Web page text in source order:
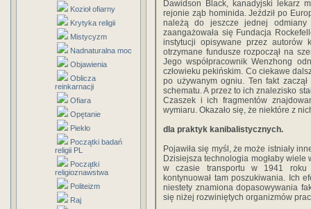
Kozioł ofiarny
Krytyka religii
Mistycyzm
Nadnaturalna moc
Objawienia
Oblicza
reinkarnacji
Ofiara
Opętanie
Piekło
Początki badań
religii PL
Początki
religioznawstwa
Politeizm
Raj
Dawidson Black, kanadyjski lekarz
rejonie ząb hominida. Jeździł po
należą do jeszcze jednej odmiany
zaangażowała się Fundacja
instytucji opisywane przez autorów
otrzymane fundusze rozpoczął na
Jego współpracownik Wenzhong
człowieku pekińskim. Co ciekawe
po używanym ogniu. Ten fakt
schematu. A przez to ich znalezisko
Czaszek i ich fragmentów
wymiaru. Okazało się, że niektóre z
dla praktyk kanibalistycznych.
Pojawiła się myśl, że może istniały
Dzisiejsza technologia mogłaby
w czasie transportu w 1941 roku
kontynuował tam poszukiwania. Ich
niestety znamiona dopasowywania
się niżej rozwiniętych organizmów